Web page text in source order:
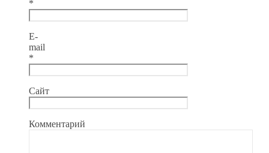
*
E-
mail
*
Сайт
Комментарий